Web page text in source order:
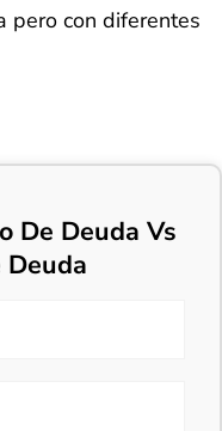
pero con diferentes
De Deuda Vs